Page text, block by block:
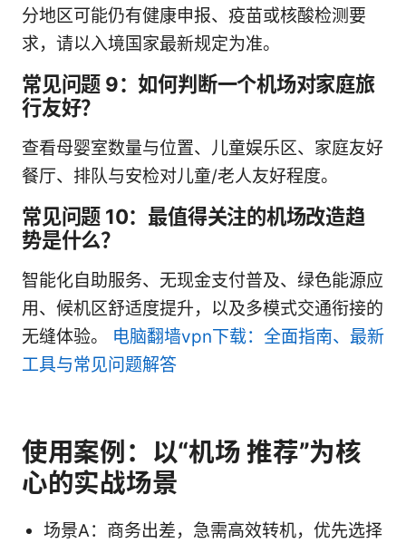
分地区可能仍有健康申报、疫苗或核酸检测要
求，请以入境国家最新规定为准。
常见问题 9：如何判断一个机场对家庭旅
行友好？
查看母婴室数量与位置、儿童娱乐区、家庭友好
餐厅、排队与安检对儿童/老人友好程度。
常见问题 10：最值得关注的机场改造趋
势是什么？
智能化自助服务、无现金支付普及、绿色能源应
用、候机区舒适度提升，以及多模式交通衔接的
无缝体验。 电脑翻墙vpn下载：全面指南、最新
工具与常见问题解答
使用案例：以“机场 推荐”为核
心的实战场景
场景A：商务出差，急需高效转机，优先选择